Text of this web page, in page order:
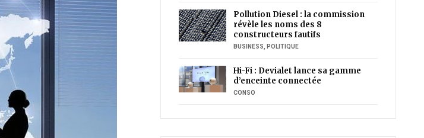
Pollution Diesel : la commission
révèle les noms des 8
constructeurs fautifs
BUSINESS, POLITIQUE
Hi-Fi : Devialet lance sa gamme
d’enceinte connectée
CONSO